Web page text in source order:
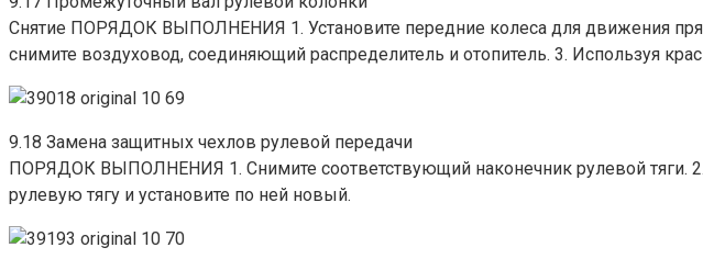
Снятие ПОРЯДОК ВЫПОЛНЕНИЯ 1. Установите передние колеса для движения
снимите воздуховод, соединяющий распределитель и отопитель. 3. Используя
9.18 Замена защитных чехлов рулевой передачи
ПОРЯДОК ВЫПОЛНЕНИЯ 1. Снимите соответствующий наконечник рулевой тяги. 2.
рулевую тягу и установите по ней новый.